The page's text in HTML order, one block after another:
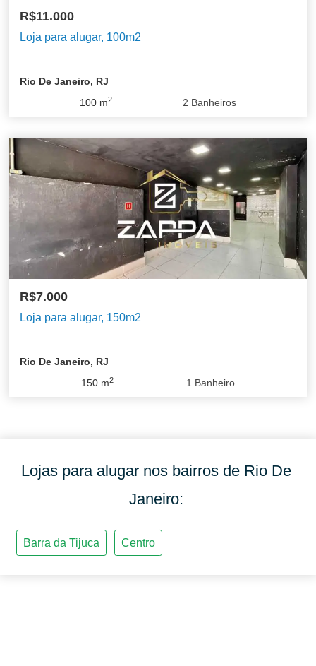
R$11.000
Loja para alugar, 100m2
Rio De Janeiro, RJ
100 m2 2 Banheiros
R$7.000
Loja para alugar, 150m2
Rio De Janeiro, RJ
150 m2 1 Banheiro
Lojas para alugar nos bairros de Rio De
Janeiro: